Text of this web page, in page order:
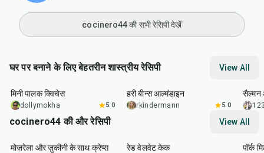
cocinero44 की सभी रेसिपी देखें
घर पर बनाने के लिए बेहतरीन शास्त्रीय रेसिपी View All
min
मिनी पालक क्विचेस
dollymokha 5.0
min
हरी बीन्स आल्मंडाइन
rkindermann 5.0
सैल्मन
cocinero44 की और रेसिपी View All
मोज़रेला और ज़ुकीनी के साथ क्रेप्स रेड वेलवेट केक पॉर्क